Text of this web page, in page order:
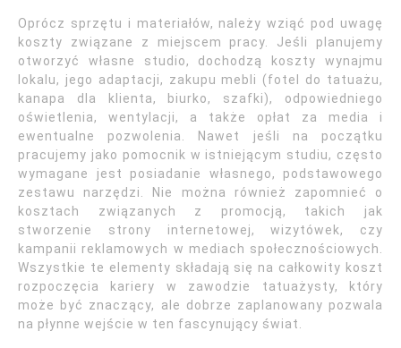
Oprócz sprzętu i materiałów, należy wziąć pod uwagę
koszty związane z miejscem pracy. Jeśli planujemy
otworzyć własne studio, dochodzą koszty wynajmu
lokalu, jego adaptacji, zakupu mebli (fotel do tatuażu,
kanapa dla klienta, biurko, szafki), odpowiedniego
oświetlenia, wentylacji, a także opłat za media i
ewentualne pozwolenia. Nawet jeśli na początku
pracujemy jako pomocnik w istniejącym studiu, często
wymagane jest posiadanie własnego, podstawowego
zestawu narzędzi. Nie można również zapomnieć o
kosztach związanych z promocją, takich jak
stworzenie strony internetowej, wizytówek, czy
kampanii reklamowych w mediach społecznościowych.
Wszystkie te elementy składają się na całkowity koszt
rozpoczęcia kariery w zawodzie tatuażysty, który
może być znaczący, ale dobrze zaplanowany pozwala
na płynne wejście w ten fascynujący świat.